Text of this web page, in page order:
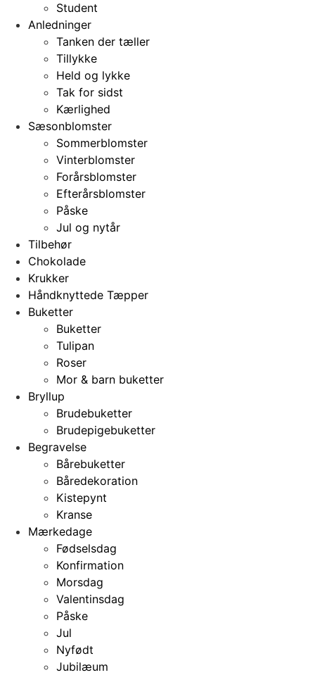
Student
Anledninger
Tanken der tæller
Tillykke
Held og lykke
Tak for sidst
Kærlighed
Sæsonblomster
Sommerblomster
Vinterblomster
Forårsblomster
Efterårsblomster
Påske
Jul og nytår
Tilbehør
Chokolade
Krukker
Håndknyttede Tæpper
Buketter
Buketter
Tulipan
Roser
Mor & barn buketter
Bryllup
Brudebuketter
Brudepigebuketter
Begravelse
Bårebuketter
Båredekoration
Kistepynt
Kranse
Mærkedage
Fødselsdag
Konfirmation
Morsdag
Valentinsdag
Påske
Jul
Nyfødt
Jubilæum